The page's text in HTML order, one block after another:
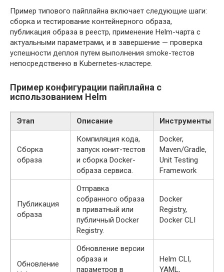
Пример типового пайплайна включает следующие шаги:
сборка и тестирование контейнерного образа,
публикация образа в реестр, применение Helm-чарта с
актуальными параметрами, и в завершение — проверка
успешности деплоя путем выполнения smoke-тестов
непосредственно в Kubernetes-кластере.
Пример конфигурации пайплайна с
использованием Helm
Этап Описание Инструменты
Сборка
образа
Компиляция кода,
запуск юнит-тестов
и сборка Docker-
образа сервиса.
Docker,
Maven/Gradle,
Unit Testing
Framework
Публикация
образа
Отправка
собранного образа
в приватный или
публичный Docker
Registry.
Docker
Registry,
Docker CLI
Обновление
Обновление версии
образа и
параметров в
Helm CLI,
YAML,